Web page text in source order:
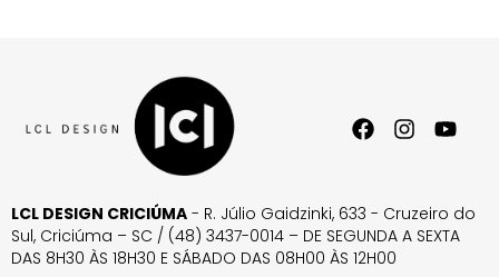
LCL DESIGN CRICIÚMA - R. Júlio Gaidzinki, 633 - Cruzeiro do
Sul, Criciúma – SC / (48) 3437-0014 – DE SEGUNDA A SEXTA
DAS 8H30 ÀS 18H30 E SÁBADO DAS 08H00 ÀS 12H00